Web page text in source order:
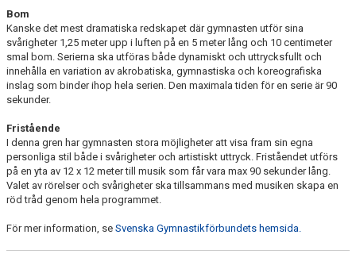
Bom
Kanske det mest dramatiska redskapet där gymnasten utför sina
svårigheter 1,25 meter upp i luften på en 5 meter lång och 10 centimeter
smal bom. Serierna ska utföras både dynamiskt och uttrycksfullt och
innehålla en variation av akrobatiska, gymnastiska och koreografiska
inslag som binder ihop hela serien. Den maximala tiden för en serie är 90
sekunder.
Fristående
I denna gren har gymnasten stora möjligheter att visa fram sin egna
personliga stil både i svårigheter och artistiskt uttryck. Friståendet utförs
på en yta av 12 x 12 meter till musik som får vara max 90 sekunder lång.
Valet av rörelser och svårigheter ska tillsammans med musiken skapa en
röd tråd genom hela programmet.
För mer information, se Svenska Gymnastikförbundets hemsida.